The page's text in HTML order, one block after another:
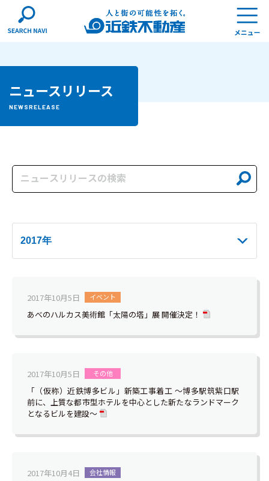
ニュースリリース
NEWSRELEASE
2017年10月5日 イベント
あべのハルカス美術館「太陽の塔」展 開催決定！
2017年10月5日 その他
「（仮称）近鉄博多ビル」新築工事着工 ～博多駅筑紫口駅
前に、上質な都市型ホテルを中心とした新たなランドマーク
となるビルを建設～
2017年10月4日 会社情報